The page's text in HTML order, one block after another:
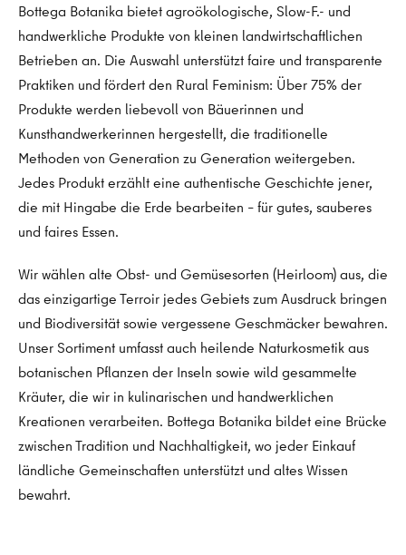
Bottega Botanika bietet agroökologische, Slow-F.- und
handwerkliche Produkte von kleinen landwirtschaftlichen
Betrieben an. Die Auswahl unterstützt faire und transparente
Praktiken und fördert den Rural Feminism: Über 75% der
Produkte werden liebevoll von Bäuerinnen und
Kunsthandwerkerinnen hergestellt, die traditionelle
Methoden von Generation zu Generation weitergeben.
Jedes Produkt erzählt eine authentische Geschichte jener,
die mit Hingabe die Erde bearbeiten – für gutes, sauberes
und faires Essen.
Wir wählen alte Obst- und Gemüsesorten (Heirloom) aus, die
das einzigartige Terroir jedes Gebiets zum Ausdruck bringen
und Biodiversität sowie vergessene Geschmäcker bewahren.
Unser Sortiment umfasst auch heilende Naturkosmetik aus
botanischen Pflanzen der Inseln sowie wild gesammelte
Kräuter, die wir in kulinarischen und handwerklichen
Kreationen verarbeiten. Bottega Botanika bildet eine Brücke
zwischen Tradition und Nachhaltigkeit, wo jeder Einkauf
ländliche Gemeinschaften unterstützt und altes Wissen
bewahrt.